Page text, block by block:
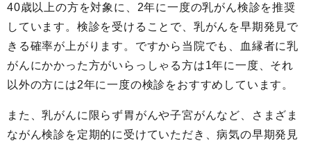
40歳以上の方を対象に、2年に一度の乳がん検診を推奨
しています。検診を受けることで、乳がんを早期発見で
きる確率が上がります。ですから当院でも、血縁者に乳
がんにかかった方がいらっしゃる方は1年に一度、それ
以外の方には2年に一度の検診をおすすめしています。
また、乳がんに限らず胃がんや子宮がんなど、さまざま
ながん検診を定期的に受けていただき、病気の早期発見